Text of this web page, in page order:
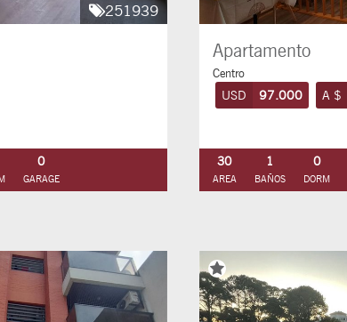
251939
0
GARAGE
Apartamento
Centro
USD 97.000 A $
30
AREA
1
BAÑOS
0
DORM